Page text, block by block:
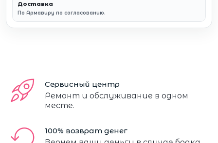
Доставка
По Армавиру по согласованию.
Сервисный центр
Ремонт и обслуживание в одном
месте.
100% возврат денег